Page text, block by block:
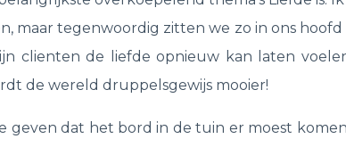
maar tegenwoordig zitten we zo in ons
clienten de liefde opnieuw kan laten
de wereld druppelsgewijs mooier!
geven dat het bord in de tuin er moest